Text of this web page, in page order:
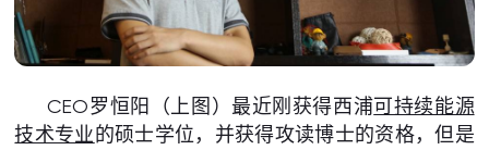
CEO罗恒阳（上图）最近刚获得西浦可持续能源
技术专业的硕士学位，并获得攻读博士的资格，但是